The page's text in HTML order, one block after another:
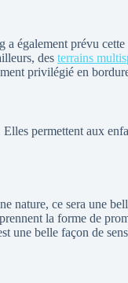
également prévu
des terrains
privilégié en
permettent aux
nature, ce sera une
la forme de
une belle façon de